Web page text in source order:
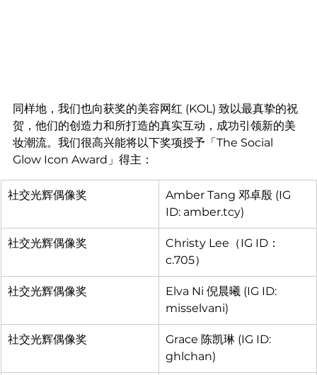
同样地，我们也向获奖的美容网红 (KOL) 致以最真挚的祝
贺，他们的创造力和所打造的真实互动，成功引领新的美
妆潮流。我们很高兴能将以下奖项授予「The Social
Glow Icon Award」得主：
社交光辉偶像奖
Amber Tang 邓卓殷 (IG
ID: amber.tcy)
社交光辉偶像奖
Christy Lee（IG ID：
c.705）
社交光辉偶像奖
Elva Ni 倪晨曦 (IG ID:
misselvani)
社交光辉偶像奖
Grace 陈凯琳 (IG ID:
ghlchan)